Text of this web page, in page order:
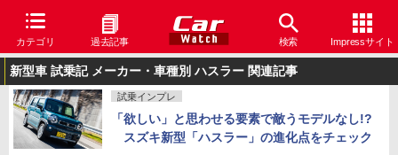
カテゴリ 過去記事 検索 Impressサイト
新型車 試乗記 メーカー・車種別 ハスラー 関連記事
試乗インプレ
「欲しい」と思わせる要素で敵うモデルなし!?
スズキ新型「ハスラー」の進化点をチェック